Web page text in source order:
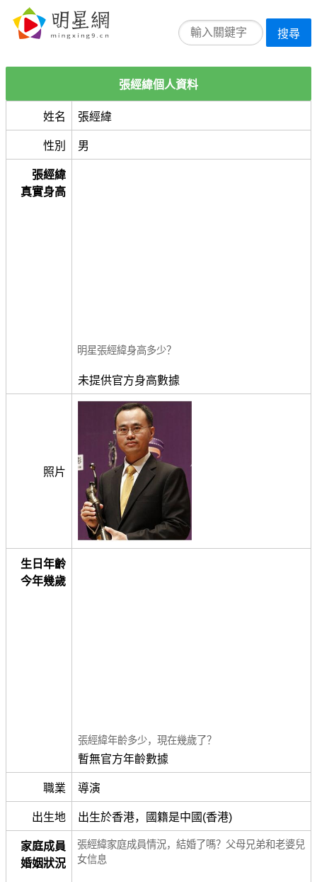
搜尋
張經緯個人資料
姓名 張經緯
性別 男
張經緯
真實身高
明星張經緯身高多少？
未提供官方身高數據
照片
生日年齡
今年幾歲
張經緯年齡多少，現在幾歲了？
暫無官方年齡數據
職業 導演
出生地 出生於香港，國籍是中國(香港)
家庭成員
婚姻狀況
張經緯家庭成員情況，結婚了嗎？父母兄弟和老婆兒
女信息